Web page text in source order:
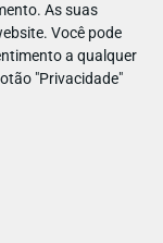
As suas
Você pode
a qualquer
"Privacidade"
janeiro de 2025
o calendário)